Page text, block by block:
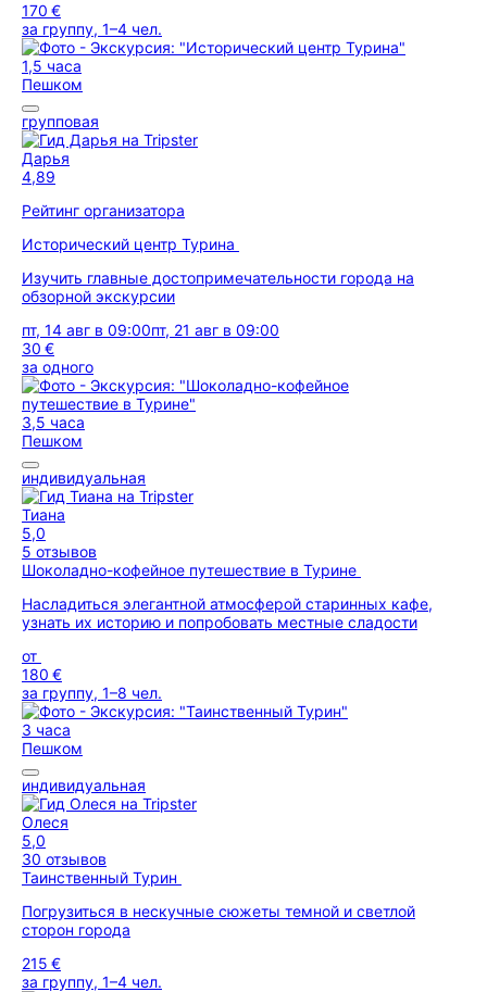
170 €
за группу, 1–4 чел.
1,5 часа
Пешком
групповая
Дарья
4,89
Рейтинг организатора
Исторический центр Турина
Изучить главные достопримечательности города на
обзорной экскурсии
пт, 14 авг в 09:00пт, 21 авг в 09:00
30 €
за одного
3,5 часа
Пешком
индивидуальная
Тиана
5,0
5 отзывов
Шоколадно-кофейное путешествие в Турине
Насладиться элегантной атмосферой старинных кафе,
узнать их историю и попробовать местные сладости
от
180 €
за группу, 1–8 чел.
3 часа
Пешком
индивидуальная
Олеся
5,0
30 отзывов
Таинственный Турин
Погрузиться в нескучные сюжеты темной и светлой
сторон города
215 €
за группу, 1–4 чел.